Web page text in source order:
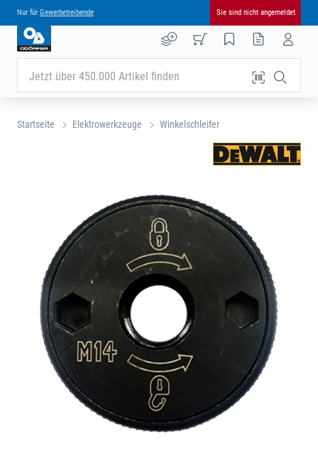
Nur für Gewerbetreibende Sie sind nicht angemeldet
Jetzt über 450.000 Artikel finden
Startseite Elektrowerkzeuge Winkelschleifer